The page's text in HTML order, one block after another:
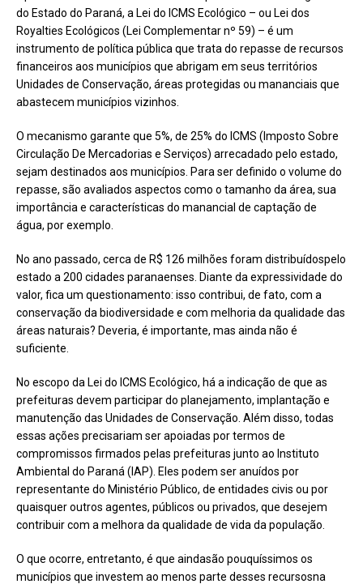
do Estado do Paraná, a Lei do ICMS Ecológico – ou Lei dos
Royalties Ecológicos (Lei Complementar nº 59) – é um
instrumento de política pública que trata do repasse de recursos
financeiros aos municípios que abrigam em seus territórios
Unidades de Conservação, áreas protegidas ou mananciais que
abastecem municípios vizinhos.
O mecanismo garante que 5%, de 25% do ICMS (Imposto Sobre
Circulação De Mercadorias e Serviços) arrecadado pelo estado,
sejam destinados aos municípios. Para ser definido o volume do
repasse, são avaliados aspectos como o tamanho da área, sua
importância e características do manancial de captação de
água, por exemplo.
No ano passado, cerca de R$ 126 milhões foram distribuídospelo
estado a 200 cidades paranaenses. Diante da expressividade do
valor, fica um questionamento: isso contribui, de fato, com a
conservação da biodiversidade e com melhoria da qualidade das
áreas naturais? Deveria, é importante, mas ainda não é
suficiente.
No escopo da Lei do ICMS Ecológico, há a indicação de que as
prefeituras devem participar do planejamento, implantação e
manutenção das Unidades de Conservação. Além disso, todas
essas ações precisariam ser apoiadas por termos de
compromissos firmados pelas prefeituras junto ao Instituto
Ambiental do Paraná (IAP). Eles podem ser anuídos por
representante do Ministério Público, de entidades civis ou por
quaisquer outros agentes, públicos ou privados, que desejem
contribuir com a melhora da qualidade de vida da população.
O que ocorre, entretanto, é que aindasão pouquíssimos os
municípios que investem ao menos parte desses recursosna